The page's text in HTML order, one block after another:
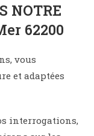
NOTRE
62200
vous
et adaptées
interrogations,